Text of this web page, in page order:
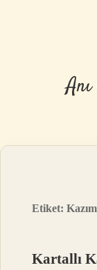
Etiket:
Kartallı